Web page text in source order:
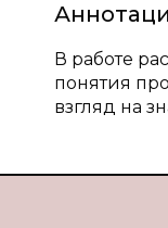
В работе
понятия
взгляд на